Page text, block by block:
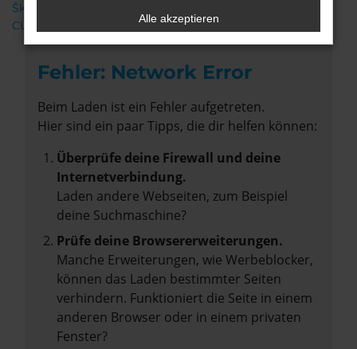
Škoda
CUPRA
Fehler: Network Error
Beim Laden ist ein Fehler aufgetreten.
Hier sind ein paar Tipps, die dir helfen können:
Überprüfe deine Firewall und deine
Internetverbindung.
Laden andere Webseiten, zum Beispiel
deine Suchmaschine?
Prüfe deine Browsererweiterungen.
Manche Erweiterungen, wie Werbeblocker,
können das Laden bestimmter Seiten
verhindern. Funktioniert die Seite in einem
anderen Browser oder in einem privaten
Fenster?
Alle akzeptieren